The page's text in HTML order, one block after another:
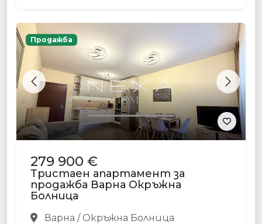
Previous Next
Продажба
279 900 €
Тристаен апартамент за
продажба Варна Окръжна
Болница
Варна / Окръжна Болница